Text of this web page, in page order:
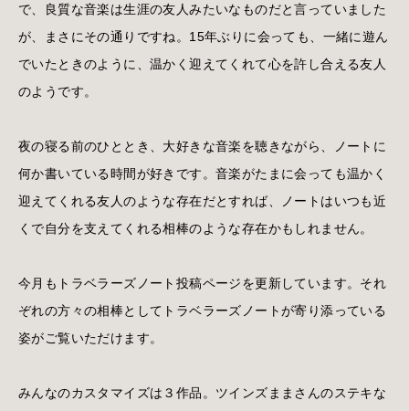
で、良質な音楽は生涯の友人みたいなものだと言っていました
が、まさにその通りですね。15年ぶりに会っても、一緒に遊ん
でいたときのように、温かく迎えてくれて心を許し合える友人
のようです。
夜の寝る前のひととき、大好きな音楽を聴きながら、ノートに
何か書いている時間が好きです。音楽がたまに会っても温かく
迎えてくれる友人のような存在だとすれば、ノートはいつも近
くで自分を支えてくれる相棒のような存在かもしれません。
今月もトラベラーズノート投稿ページを更新しています。それ
ぞれの方々の相棒としてトラベラーズノートが寄り添っている
姿がご覧いただけます。
みんなのカスタマイズは３作品。ツインズままさんのステキな